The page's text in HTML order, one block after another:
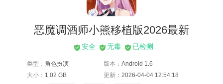
恶魔调酒师小熊移植版2026最新
安全 无毒 已检测
类型： 角色扮演 版本： Android 1.6
大小： 1.02 GB 更新： 2026-04-04 12:54:18